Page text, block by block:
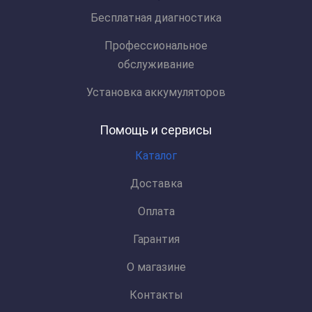
Бесплатная диагностика
Профессиональное
обслуживание
Установка аккумуляторов
Помощь и сервисы
Каталог
Доставка
Оплата
Гарантия
О магазине
Контакты